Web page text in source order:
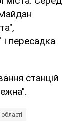
пересадка
станцій